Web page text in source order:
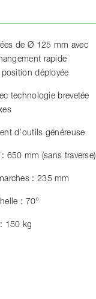
de Ø 125 mm avec
rapide
déployée
technologie brevetée
d’outils généreuse
650 mm (sans traverse)
: 235 mm
: 70°
150 kg